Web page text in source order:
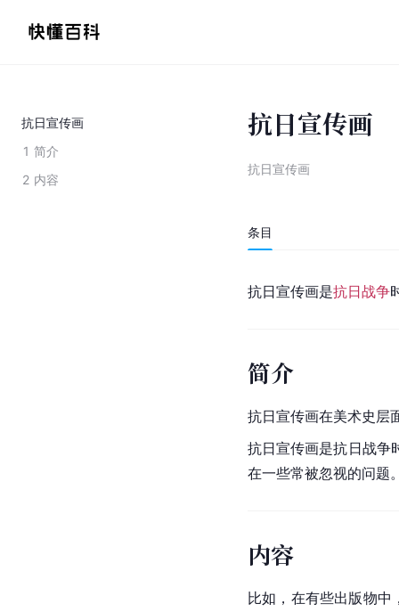
抗日宣传画
1 简介
2 内容
抗日宣传画
抗日宣传画
条目
抗日宣传画是抗日战争
简介
抗日宣传画在美术史层
抗日宣传画是抗日战争
在一些常被忽视的问题
内容
比如，在有些出版物中